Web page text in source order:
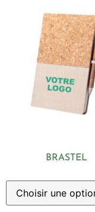
BRASTEL